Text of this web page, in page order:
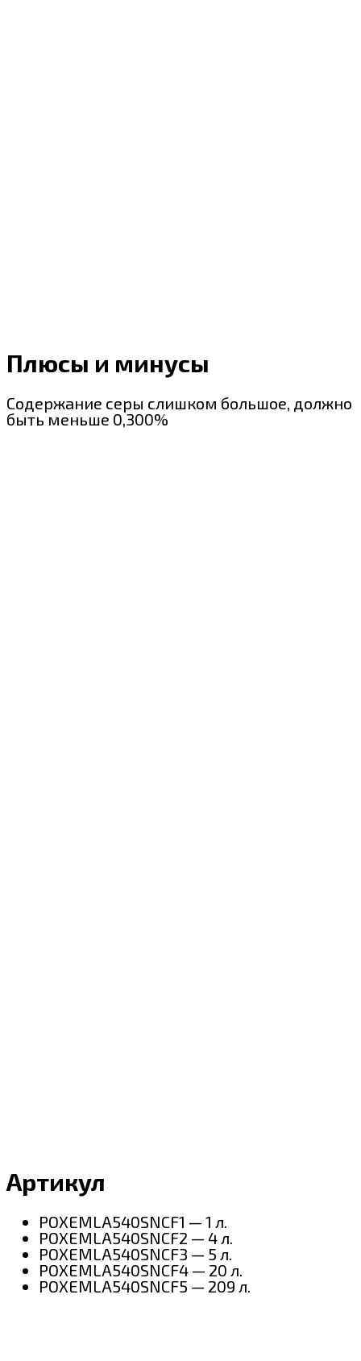
Плюсы и минусы
Содержание серы слишком большое, должно
быть меньше 0,300%
Артикул
POXEMLA540SNCF1 — 1 л.
POXEMLA540SNCF2 — 4 л.
POXEMLA540SNCF3 — 5 л.
POXEMLA540SNCF4 — 20 л.
POXEMLA540SNCF5 — 209 л.